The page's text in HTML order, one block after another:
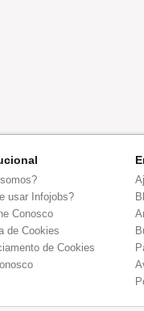
usar Infojobs?
Conosco
de Cookies
de Cookies